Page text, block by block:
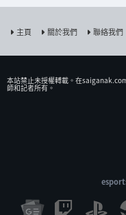
主頁 關於我們 聯絡我們
本站禁止未授權𨍭載。在
師和記者所有。